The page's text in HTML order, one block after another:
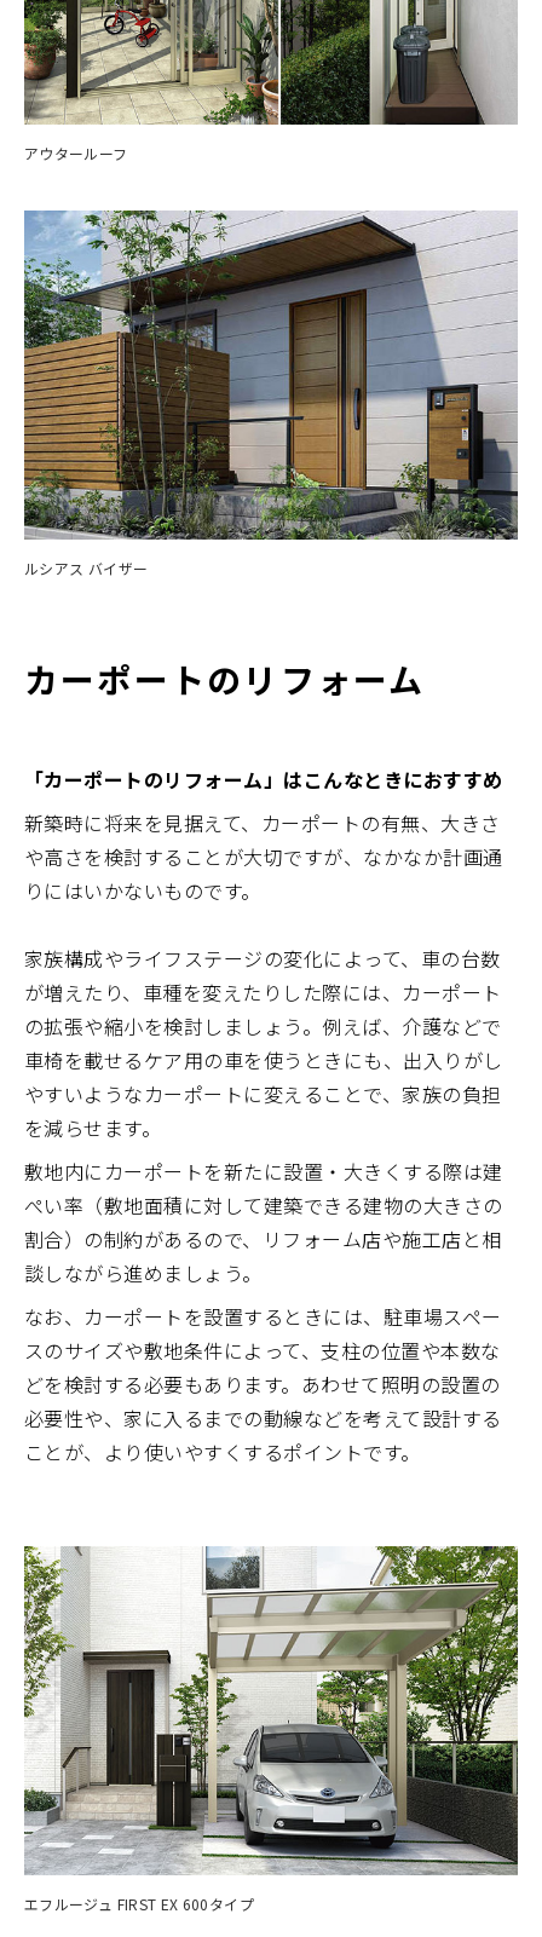
アウタールーフ
ルシアス バイザー
カーポートのリフォーム
「カーポートのリフォーム」はこんなときにおすすめ
新築時に将来を見据えて、カーポートの有無、大きさ
や高さを検討することが大切ですが、なかなか計画通
りにはいかないものです。
家族構成やライフステージの変化によって、車の台数
が増えたり、車種を変えたりした際には、カーポート
の拡張や縮小を検討しましょう。例えば、介護などで
車椅を載せるケア用の車を使うときにも、出入りがし
やすいようなカーポートに変えることで、家族の負担
を減らせます。
敷地内にカーポートを新たに設置・大きくする際は建
ぺい率（敷地面積に対して建築できる建物の大きさの
割合）の制約があるので、リフォーム店や施工店と相
談しながら進めましょう。
なお、カーポートを設置するときには、駐車場スペー
スのサイズや敷地条件によって、支柱の位置や本数な
どを検討する必要もあります。あわせて照明の設置の
必要性や、家に入るまでの動線などを考えて設計する
ことが、より使いやすくするポイントです。
エフルージュ FIRST EX 600タイプ